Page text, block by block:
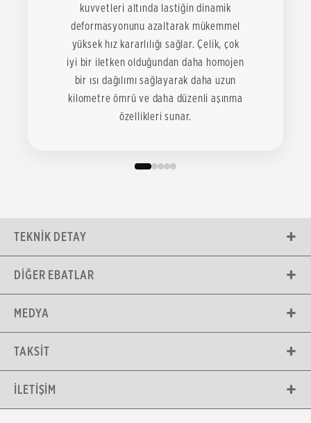
kuvvetleri altında lastiğin dinamik
deformasyonunu azaltarak mükemmel
yüksek hız kararlılığı sağlar. Çelik, çok
iyi bir iletken olduğundan daha homojen
bir ısı dağılımı sağlayarak daha uzun
kilometre ömrü ve daha düzenli aşınma
özellikleri sunar.
TEKNIK DETAY
DIĞER EBATLAR
MEDYA
TAKSIT
İLETIŞIM